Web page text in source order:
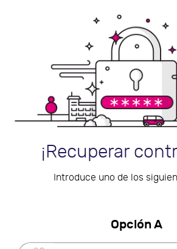
¡Recuperar
Introduce uno de los
Opción A